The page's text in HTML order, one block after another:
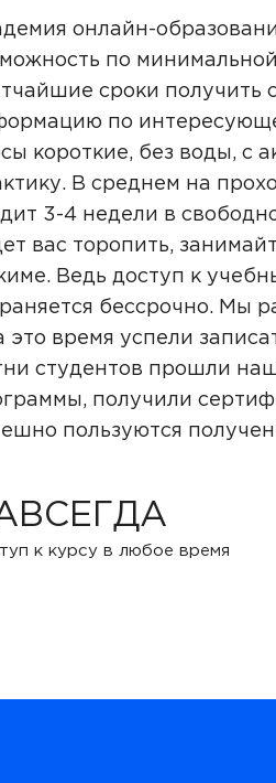
онлайн-
по
сроки получить
по
короткие, без воды, с
В среднем на
3-4 недели в
вас торопить,
Ведь доступ к
бессрочно. Мы
это время успели
студентов прошли
получили
пользуются
к курсу в любое время